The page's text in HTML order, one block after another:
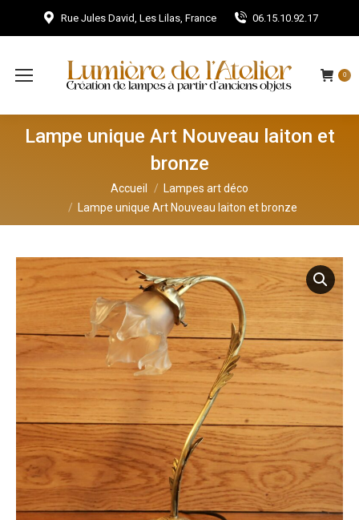
Rue Jules David, Les Lilas, France 06.15.10.92.17
0
Lampe unique Art Nouveau laiton et
bronze
Accueil
Lampes art déco
Lampe unique Art Nouveau laiton et bronze